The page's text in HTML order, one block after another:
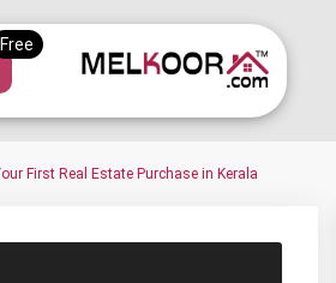
First Real Estate Purchase in Kerala